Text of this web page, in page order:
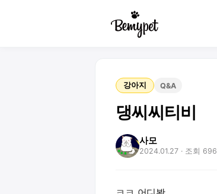
강아지 Q&A
댕씨씨티비
사모
2024.01.27 · 조회 696